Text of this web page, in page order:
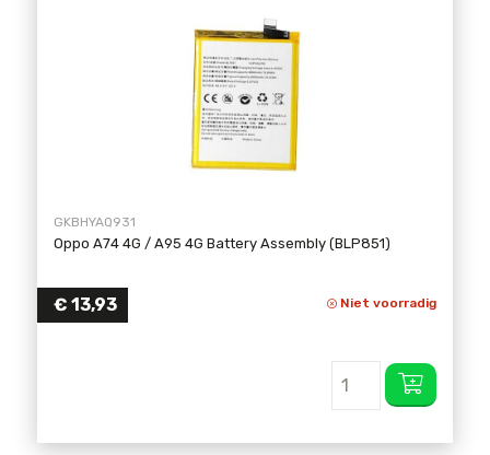
GKBHYAQ931
Oppo A74 4G / A95 4G Battery Assembly (BLP851)
€ 13,93 Niet voorradig